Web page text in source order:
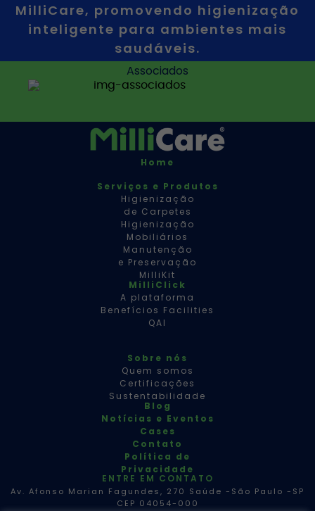
MilliCare, promovendo higienização
inteligente para ambientes mais
saudáveis.
Associados
Home
Serviços e Produtos
Higienização
de Carpetes
Higienização
Mobiliários
Manutenção
e Preservação
MilliKit
MilliClick
A plataforma
Benefícios Facilities
QAI
Sobre nós
Quem somos
Certificações
Sustentabilidade
Blog
Notícias e Eventos
Cases
Contato
Política de
Privacidade
ENTRE EM CONTATO
Av. Afonso Marian Fagundes, 270 Saúde -São Paulo -SP
CEP 04054-000